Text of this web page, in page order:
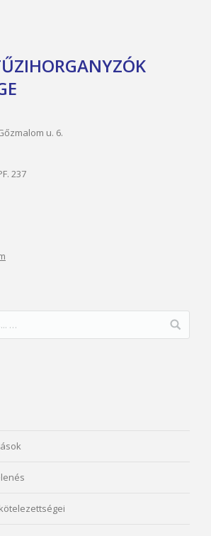
u. 6.
237